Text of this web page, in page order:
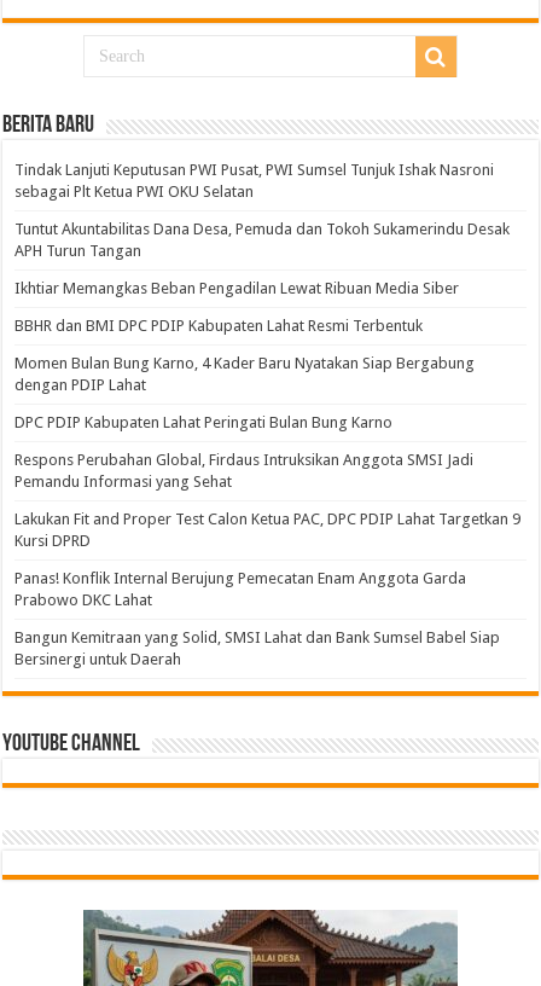
BERITA BARU
Tindak Lanjuti Keputusan PWI Pusat, PWI Sumsel Tunjuk Ishak Nasroni
sebagai Plt Ketua PWI OKU Selatan
Tuntut Akuntabilitas Dana Desa, Pemuda dan Tokoh Sukamerindu Desak
APH Turun Tangan
Ikhtiar Memangkas Beban Pengadilan Lewat Ribuan Media Siber
BBHR dan BMI DPC PDIP Kabupaten Lahat Resmi Terbentuk
Momen Bulan Bung Karno, 4 Kader Baru Nyatakan Siap Bergabung
dengan PDIP Lahat
DPC PDIP Kabupaten Lahat Peringati Bulan Bung Karno
Respons Perubahan Global, Firdaus Intruksikan Anggota SMSI Jadi
Pemandu Informasi yang Sehat
Lakukan Fit and Proper Test Calon Ketua PAC, DPC PDIP Lahat Targetkan 9
Kursi DPRD
Panas! Konflik Internal Berujung Pemecatan Enam Anggota Garda
Prabowo DKC Lahat
Bangun Kemitraan yang Solid, SMSI Lahat dan Bank Sumsel Babel Siap
Bersinergi untuk Daerah
Youtube Channel